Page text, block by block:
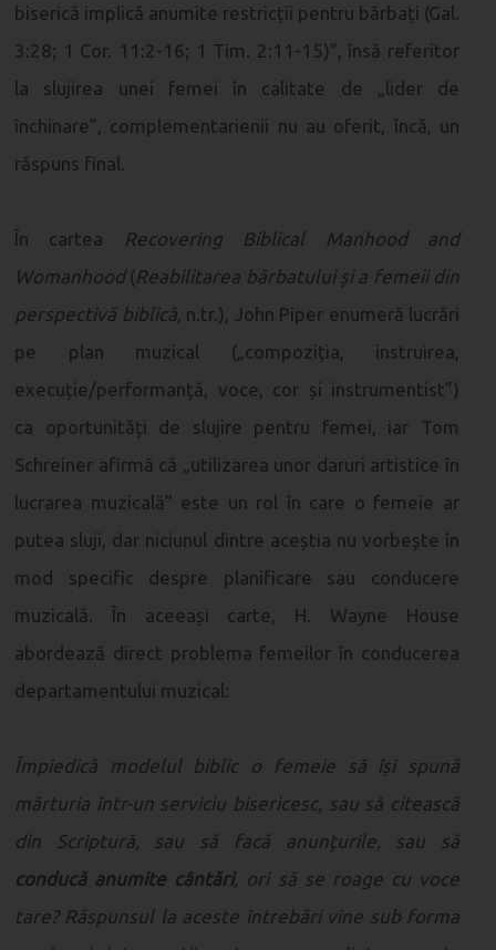
biserică implică anumite restricții pentru bărbați (Gal.
3:28; 1 Cor. 11:2-16; 1 Tim. 2:11-15)”, însă referitor
la slujirea unei femei în calitate de „lider de
închinare”, complementarienii nu au oferit, încă, un
răspuns final.
În cartea
Recovering Biblical Manhood and
Womanhood(Reabilitarea bărbatului și a femeii din
perspectivă biblică, n.tr.), John Piper enumeră lucrări
pe plan muzical („compoziția, instruirea,
execuție/performanță, voce, cor și instrumentist”)
ca oportunități de slujire pentru femei, iar Tom
Schreiner afirmă că „utilizarea unor daruri artistice în
lucrarea muzicală” este un rol în care o femeie ar
putea sluji, dar niciunul dintre aceștia nu vorbește în
mod specific despre planificare sau conducere
muzicală. În aceeași carte, H. Wayne House
abordează direct problema femeilor în conducerea
departamentului muzical:
Împiedică modelul biblic o femeie să își spună
mărturia într-un serviciu bisericesc, sau să citească
din Scriptură, sau să facă anunțurile, sau să
conducă anumite cântări, ori să se roage cu voce
tare? Răspunsul la aceste întrebări vine sub forma